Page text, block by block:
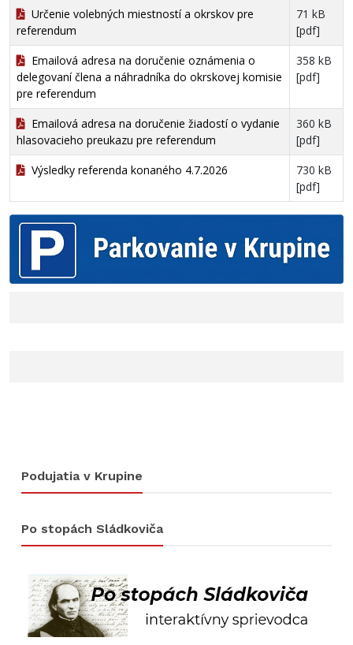
Určenie volebných miestností a okrskov pre
referendum
71 kB
[pdf]
Emailová adresa na doručenie oznámenia o
delegovaní člena a náhradníka do okrskovej komisie
pre referendum
358 kB
[pdf]
Emailová adresa na doručenie žiadostí o vydanie
hlasovacieho preukazu pre referendum
360 kB
[pdf]
Výsledky referenda konaného 4.7.2026
730 kB
[pdf]
Podujatia v Krupine
Po stopách Sládkoviča